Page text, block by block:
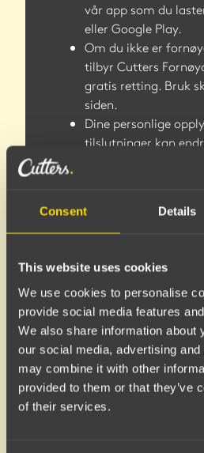
Consent Details
This website uses cookies
We use cookies to personalise
provide social media features
We also share information about
our social media, advertising
may combine it with other
provided to them or that they’ve
of their services.
vår app som du
eller Google Play.
Om du ikke er
tilbyr Cutters
gratis retting. Bruk
siden.
Dine personlige
tilslutninger kan
appen under “min
kundeservice innen
vanlig arbeidstid.
inner du her.
FAQ
Hvorfor fungerer
rabattkode?